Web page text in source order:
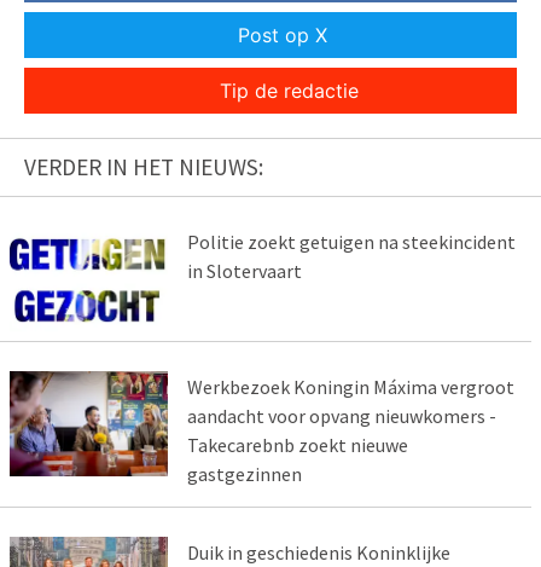
Post op X
Tip de redactie
VERDER IN HET NIEUWS:
Politie zoekt getuigen na steekincident
in Slotervaart
Werkbezoek Koningin Máxima vergroot
aandacht voor opvang nieuwkomers -
Takecarebnb zoekt nieuwe
gastgezinnen
Duik in geschiedenis Koninklijke